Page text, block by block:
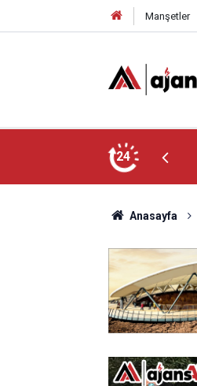
Manşetler
24
geleceğe hazırlanıyor
Anasayfa